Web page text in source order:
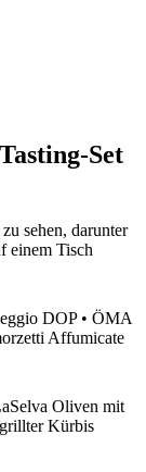
Set
DOP • ÖMA
Affumicate
Oliven mit
Kürbis